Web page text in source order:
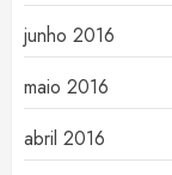
junho 2016
maio 2016
abril 2016